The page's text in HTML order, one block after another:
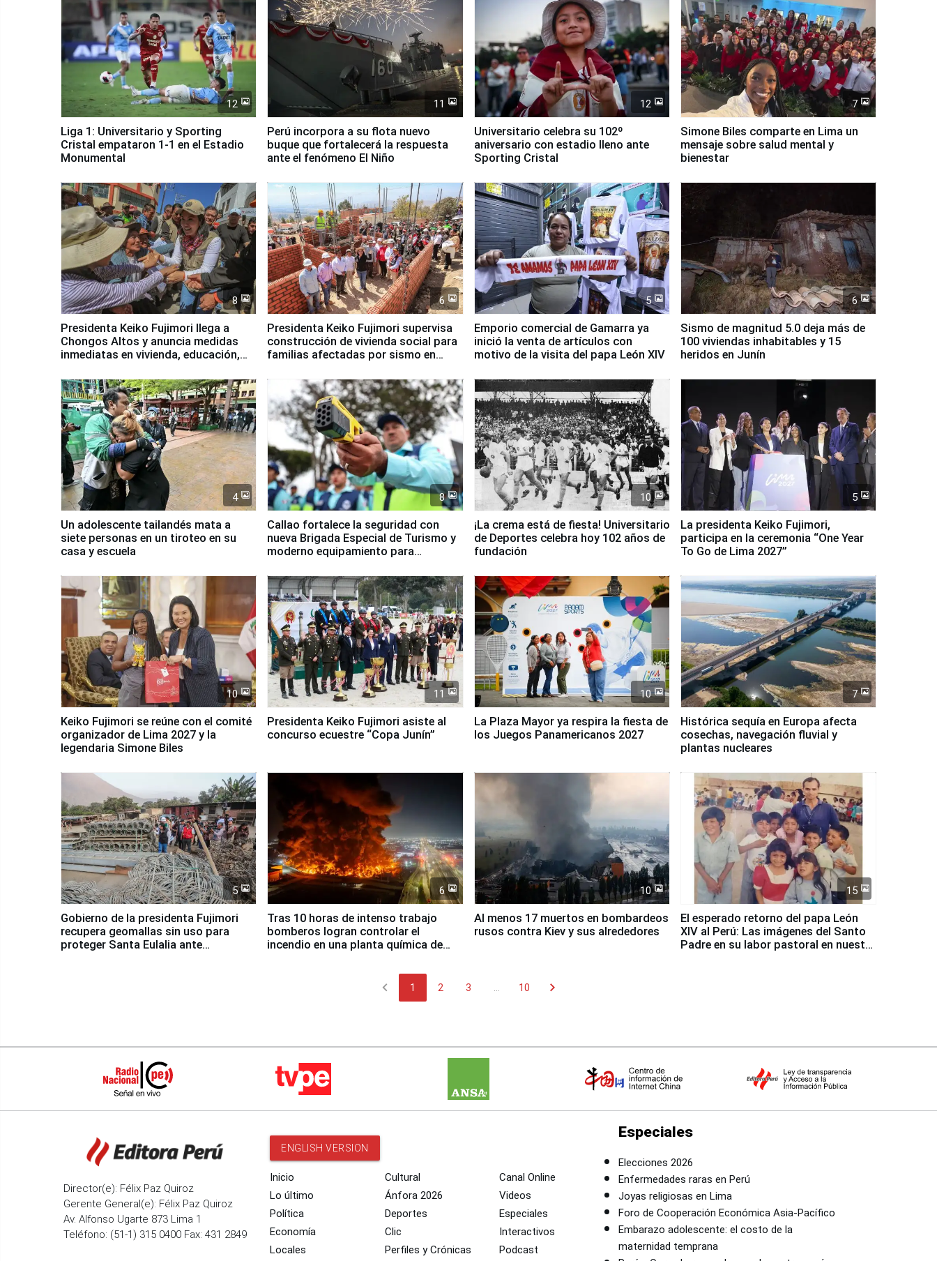
12
Liga 1: Universitario y Sporting
Cristal empataron 1-1 en el Estadio
Monumental
11
Perú incorpora a su flota nuevo
buque que fortalecerá la respuesta
ante el fenómeno El Niño
12
Universitario celebra su 102º
aniversario con estadio lleno ante
Sporting Cristal
7
Simone Biles comparte en Lima un
mensaje sobre salud mental y
bienestar
8
Presidenta Keiko Fujimori llega a
Chongos Altos y anuncia medidas
inmediatas en vivienda, educación,
6
Presidenta Keiko Fujimori supervisa
construcción de vivienda social para
familias afectadas por sismo en
5
Emporio comercial de Gamarra ya
inició la venta de artículos con
motivo de la visita del papa León XIV
6
Sismo de magnitud 5.0 deja más de
100 viviendas inhabitables y 15
heridos en Junín
4
Un adolescente tailandés mata a
siete personas en un tiroteo en su
casa y escuela
8
Callao fortalece la seguridad con
nueva Brigada Especial de Turismo y
moderno equipamiento para
10
¡La crema está de fiesta! Universitario
de Deportes celebra hoy 102 años de
fundación
5
La presidenta Keiko Fujimori,
participa en la ceremonia “One Year
To Go de Lima 2027”
10
Keiko Fujimori se reúne con el comité
organizador de Lima 2027 y la
legendaria Simone Biles
11
Presidenta Keiko Fujimori asiste al
concurso ecuestre “Copa Junín”
10
La Plaza Mayor ya respira la fiesta de
los Juegos Panamericanos 2027
7
Histórica sequía en Europa afecta
cosechas, navegación fluvial y
plantas nucleares
5
Gobierno de la presidenta Fujimori
recupera geomallas sin uso para
proteger Santa Eulalia ante
6
Tras 10 horas de intenso trabajo
bomberos logran controlar el
incendio en una planta química de
10
Al menos 17 muertos en bombardeos
rusos contra Kiev y sus alrededores
15
El esperado retorno del papa León
XIV al Perú: Las imágenes del Santo
Padre en su labor pastoral en nuestro
chevron_left 1 2 3 10 chevron_right
Director(e): Félix Paz Quiroz
Gerente General(e): Félix Paz Quiroz
Av. Alfonso Ugarte 873 Lima 1
Teléfono: (51-1) 315 0400 Fax: 431 2849
ENGLISH VERSION
Inicio
Lo último
Política
Economía
Locales
Cultural
Ánfora 2026
Deportes
Clic
Perfiles y Crónicas
Canal Online
Videos
Especiales
Interactivos
Podcast
Especiales
Elecciones 2026
Enfermedades raras en Perú
Joyas religiosas en Lima
Foro de Cooperación Económica Asia-Pacífico
Embarazo adolescente: el costo de la
maternidad temprana